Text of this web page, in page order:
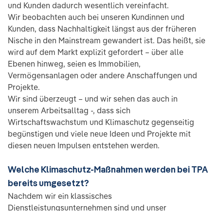
und Kunden dadurch wesentlich vereinfacht.
Wir beobachten auch bei unseren Kundinnen und
Kunden, dass Nachhaltigkeit längst aus der früheren
Nische in den Mainstream gewandert ist. Das heißt, sie
wird auf dem Markt explizit gefordert – über alle
Ebenen hinweg, seien es Immobilien,
Vermögensanlagen oder andere Anschaffungen und
Projekte.
Wir sind überzeugt – und wir sehen das auch in
unserem Arbeitsalltag -, dass sich
Wirtschaftswachstum und Klimaschutz gegenseitig
begünstigen und viele neue Ideen und Projekte mit
diesen neuen Impulsen entstehen werden.
Welche Klimaschutz-Maßnahmen werden bei TPA
bereits umgesetzt?
Nachdem wir ein klassisches
Dienstleistungsunternehmen sind und unser